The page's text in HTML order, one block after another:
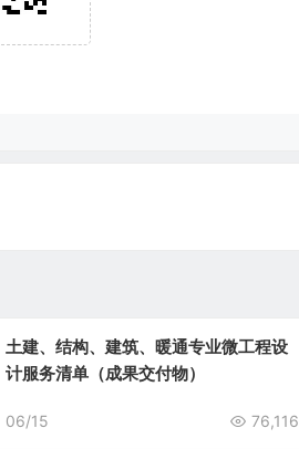
土建、结构、建筑、暖通专业微工程设
计服务清单（成果交付物）
06/15 76,116